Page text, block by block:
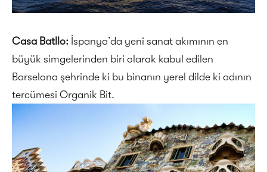
Casa Batllo: İspanya’da yeni sanat akımının en
büyük simgelerinden biri olarak kabul edilen
Barselona şehrinde ki bu binanın yerel dilde ki adının
tercümesi Organik Bit.